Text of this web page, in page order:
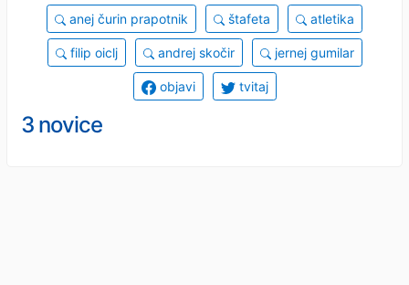
anej čurin prapotnik štafeta atletika
filip oiclj andrej skočir jernej gumilar
objavi tvitaj
3 novice